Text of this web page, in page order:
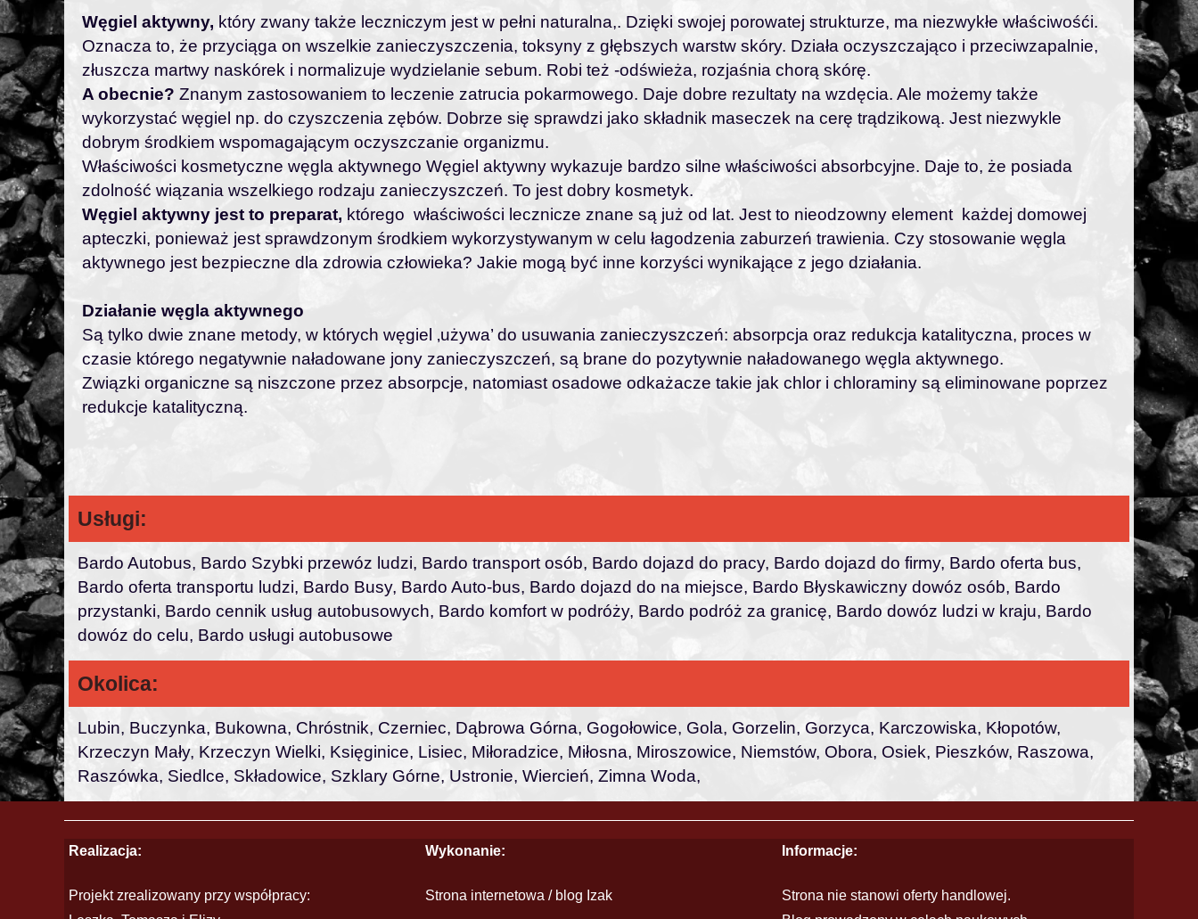
Węgiel aktywny, który zwany także leczniczym jest w pełni naturalna,. Dzięki swojej porowatej strukturze, ma niezwykłe właściwośći.
Oznacza to, że przyciąga on wszelkie zanieczyszczenia, toksyny z głębszych warstw skóry. Działa oczyszczająco i przeciwzapalnie,
złuszcza martwy naskórek i normalizuje wydzielanie sebum. Robi też -odświeża, rozjaśnia chorą skórę.
A obecnie? Znanym zastosowaniem to leczenie zatrucia pokarmowego. Daje dobre rezultaty na wzdęcia. Ale możemy także
wykorzystać węgiel np. do czyszczenia zębów. Dobrze się sprawdzi jako składnik maseczek na cerę trądzikową. Jest niezwykle
dobrym środkiem wspomagającym oczyszczanie organizmu.
Właściwości kosmetyczne węgla aktywnego Węgiel aktywny wykazuje bardzo silne właściwości absorbcyjne. Daje to, że posiada
zdolność wiązania wszelkiego rodzaju zanieczyszczeń. To jest dobry kosmetyk.
Węgiel aktywny jest to preparat, którego właściwości lecznicze znane są już od lat. Jest to nieodzowny element każdej domowej
apteczki, ponieważ jest sprawdzonym środkiem wykorzystywanym w celu łagodzenia zaburzeń trawienia. Czy stosowanie węgla
aktywnego jest bezpieczne dla zdrowia człowieka? Jakie mogą być inne korzyści wynikające z jego działania.
Działanie węgla aktywnego
Są tylko dwie znane metody, w których węgiel ‚używa’ do usuwania zanieczyszczeń: absorpcja oraz redukcja katalityczna, proces w
czasie którego negatywnie naładowane jony zanieczyszczeń, są brane do pozytywnie naładowanego węgla aktywnego.
Związki organiczne są niszczone przez absorpcje, natomiast osadowe odkażacze takie jak chlor i chloraminy są eliminowane poprzez
redukcje katalityczną.
Usługi:
Bardo Autobus, Bardo Szybki przewóz ludzi, Bardo transport osób, Bardo dojazd do pracy, Bardo dojazd do firmy, Bardo oferta bus,
Bardo oferta transportu ludzi, Bardo Busy, Bardo Auto-bus, Bardo dojazd do na miejsce, Bardo Błyskawiczny dowóz osób, Bardo
przystanki, Bardo cennik usług autobusowych, Bardo komfort w podróży, Bardo podróż za granicę, Bardo dowóz ludzi w kraju, Bardo
dowóz do celu, Bardo usługi autobusowe
Okolica:
Lubin, Buczynka, Bukowna, Chróstnik, Czerniec, Dąbrowa Górna, Gogołowice, Gola, Gorzelin, Gorzyca, Karczowiska, Kłopotów,
Krzeczyn Mały, Krzeczyn Wielki, Księginice, Lisiec, Miłoradzice, Miłosna, Miroszowice, Niemstów, Obora, Osiek, Pieszków, Raszowa,
Raszówka, Siedlce, Składowice, Szklary Górne, Ustronie, Wiercień, Zimna Woda,
Realizacja:
Projekt zrealizowany przy współpracy:
Wykonanie:
Strona internetowa / blog Izak
Informacje:
Strona nie stanowi oferty handlowej.